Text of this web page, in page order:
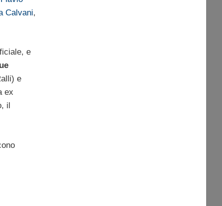
Calvani,
e
e
ex
il